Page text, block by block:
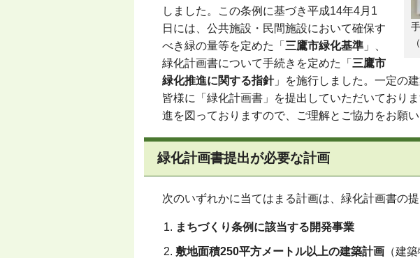
しました。この条例に基づき平成14年4月1
日には、公共施設・民間施設において確保す
べき緑の量等を定めた「 三鷹市緑化基準 」、
緑化計画書について手続きを定めた「 三鷹市
緑化推進に関する指針」を施行しました。一定の
皆様に「緑化計画書」を提出していただいており
進を図っておりますので、ご理解とご協力をお願い
緑化計画書提出が必要な計画
次のいずれかに当てはまる計画は、緑化計画書の提
まちづくり条例に該当する開発事業
敷地面積250平方メートル以上の建築計画 （建